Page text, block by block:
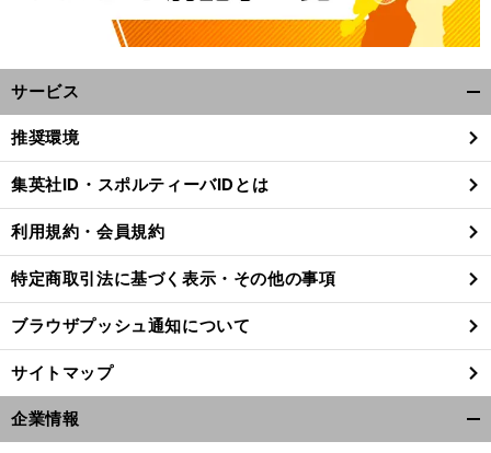
サービス
閉
る
推奨環境
集英社ID・スポルティーバIDとは
利用規約・会員規約
特定商取引法に基づく表示・その他の事項
ブラウザプッシュ通知について
サイトマップ
企業情報